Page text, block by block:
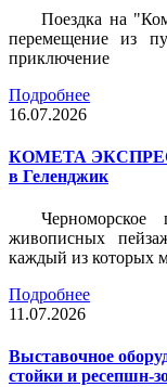
Поездка на
перемещение из
приключение
Подробнее
16.07.2026
КОМЕТА
в Геленджик
живописных
каждый из которых
Подробнее
11.07.2026
Выставочное
стойки и ресепшн-